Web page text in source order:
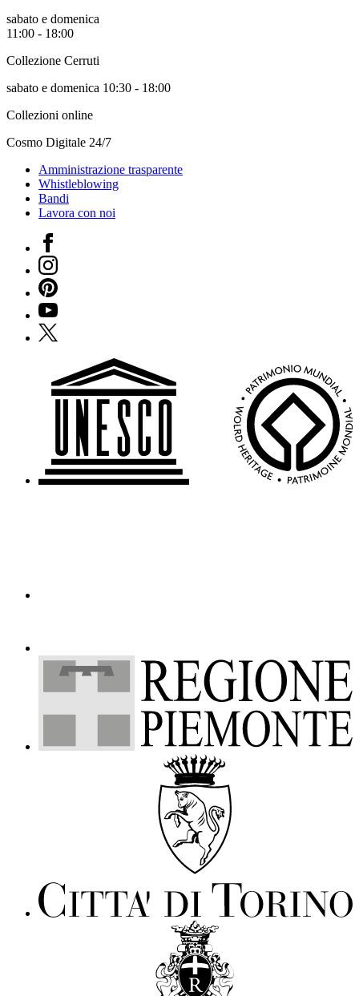
sabato e domenica
11:00 - 18:00
Collezione Cerruti
sabato e domenica 10:30 - 18:00
Collezioni online
Cosmo Digitale 24/7
Amministrazione trasparente
Whistleblowing
Bandi
Lavora con noi
Facebook
Instagram
Pinterest
YouTube
X